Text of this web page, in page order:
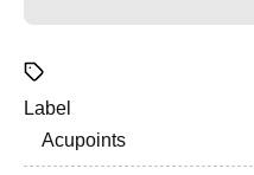
Label
Acupoints